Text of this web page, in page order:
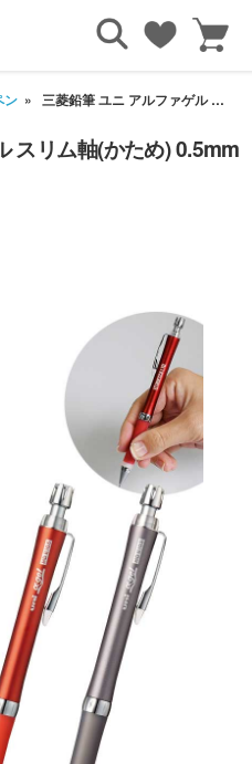
ン 三菱鉛筆 ユニ アルファゲル スリム軸(かため) 0.5mm
スリム軸(かため) 0.5mm